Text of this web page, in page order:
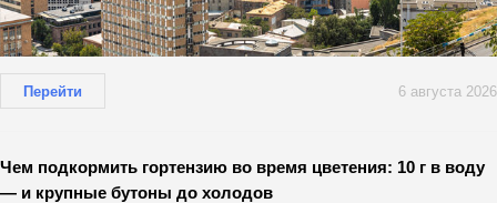
Перейти 6 августа 2026
Чем подкормить гортензию во время цветения: 10 г в воду
— и крупные бутоны до холодов